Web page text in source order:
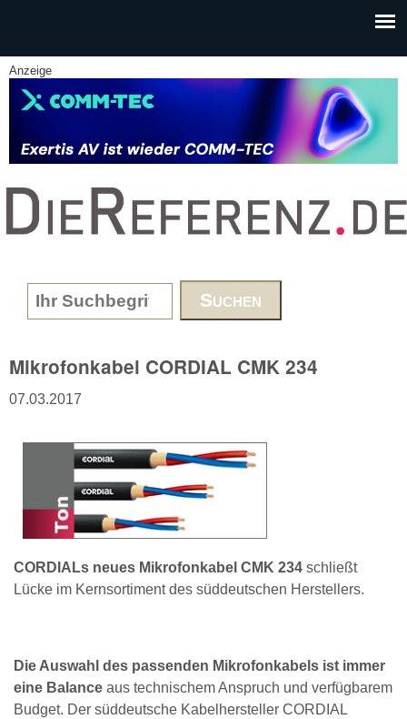
Anzeige
www.DieReferenz.de
Search form
Mikrofonkabel CORDIAL CMK 234
07.03.2017
CORDIALs neues Mikrofonkabel CMK 234 schließt
Lücke im Kernsortiment des süddeutschen Herstellers.
Die Auswahl des passenden Mikrofonkabels ist immer
eine Balance aus technischem Anspruch und verfügbarem
Budget. Der süddeutsche Kabelhersteller CORDIAL